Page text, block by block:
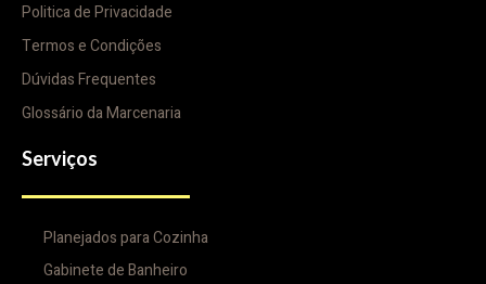
Politica de Privacidade
Termos e Condições
Dúvidas Frequentes
Glossário da Marcenaria
Serviços
Planejados para Cozinha
Gabinete de Banheiro